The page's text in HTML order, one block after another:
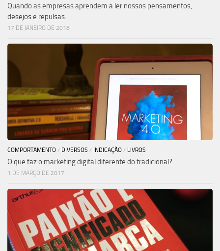
Quando as empresas aprendem a ler nossos pensamentos,
desejos e repulsas.
17 DE JANEIRO DE 2018
COMPORTAMENTO / DIVERSOS / INDICAÇÃO / LIVROS
O que faz o marketing digital diferente do tradicional?
1 DE MARÇO DE 2017